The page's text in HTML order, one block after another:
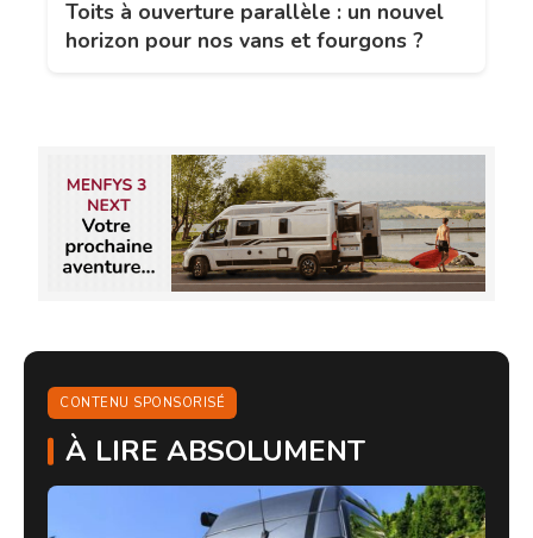
Toits à ouverture parallèle : un nouvel
horizon pour nos vans et fourgons ?
CONTENU SPONSORISÉ
À LIRE ABSOLUMENT